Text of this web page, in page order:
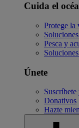
Cuida el
Protege la
Pesca y
Únete
Donativos
Hazte